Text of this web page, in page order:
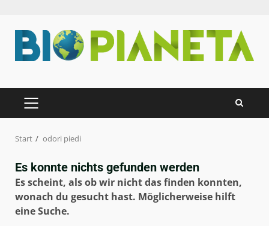
Inhalt
springen
PRIMÄRES
MENÜ
Start odori piedi
Es konnte nichts gefunden werden
Es scheint, als ob wir nicht das finden konnten,
wonach du gesucht hast. Möglicherweise hilft
eine Suche.